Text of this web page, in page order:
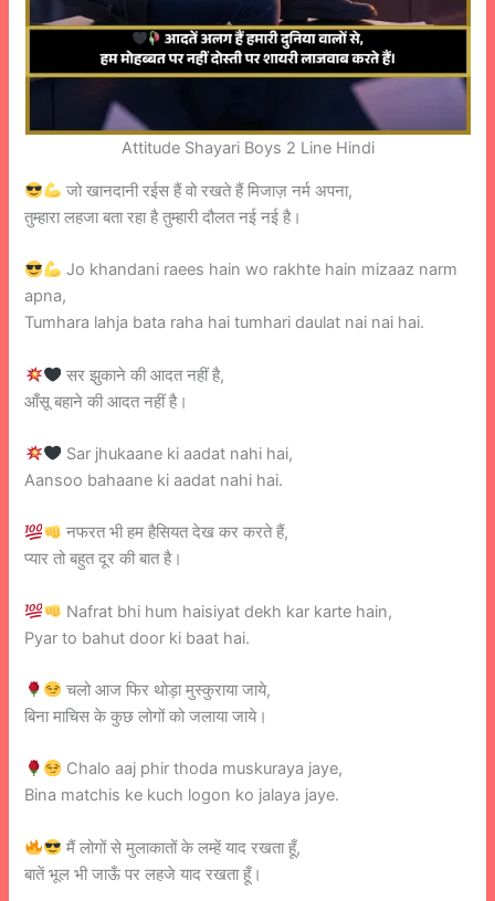
Attitude Shayari Boys 2 Line Hindi
जो खानदानी रईस हैं वो रखते हैं मिजाज़ नर्म अपना,
तुम्हारा लहजा बता रहा है तुम्हारी दौलत नई नई है।
Jo khandani raees hain wo rakhte hain mizaaz narm
apna,
Tumhara lahja bata raha hai tumhari daulat nai nai hai.
सर झुकाने की आदत नहीं है,
आँसू बहाने की आदत नहीं है।
Sar jhukaane ki aadat nahi hai,
Aansoo bahaane ki aadat nahi hai.
नफरत भी हम हैसियत देख कर करते हैं,
प्यार तो बहुत दूर की बात है।
Nafrat bhi hum haisiyat dekh kar karte hain,
Pyar to bahut door ki baat hai.
चलो आज फिर थोड़ा मुस्कुराया जाये,
बिना माचिस के कुछ लोगों को जलाया जाये।
Chalo aaj phir thoda muskuraya jaye,
Bina matchis ke kuch logon ko jalaya jaye.
मैं लोगों से मुलाकातों के लम्हें याद रखता हूँ,
बातें भूल भी जाऊँ पर लहजे याद रखता हूँ।